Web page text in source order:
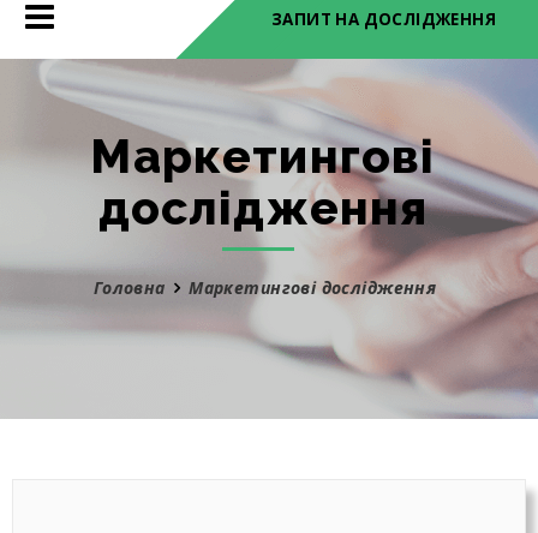
Toggle
navigation
ЗАПИТ НА ДОСЛІДЖЕННЯ
Маркетингові
дослідження
Головна Маркетингові дослідження